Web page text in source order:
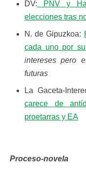
DV: PNV y
elecciones tras
N. de Gipuzkoa:
cada uno por
intereses pero
futuras
La Gaceta-
carece de
proetarras y EA
Proceso-novela